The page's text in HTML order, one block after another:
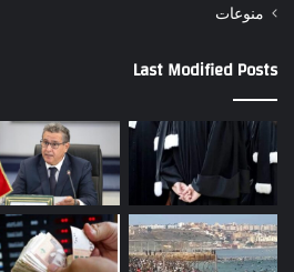
منوعات
Last Modified Posts